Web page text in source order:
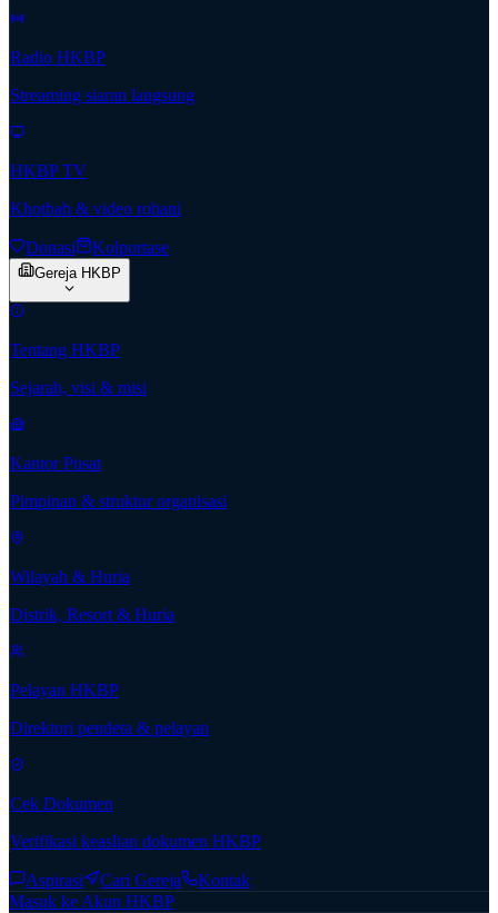
Radio HKBP
Streaming siaran langsung
HKBP TV
Khotbah & video rohani
Donasi Kolportase
Gereja HKBP
Tentang HKBP
Sejarah, visi & misi
Kantor Pusat
Pimpinan & struktur organisasi
Wilayah & Huria
Distrik, Resort & Huria
Pelayan HKBP
Direktori pendeta & pelayan
Cek Dokumen
Verifikasi keaslian dokumen HKBP
Aspirasi Cari Gereja
Kontak
Masuk ke Akun HKBP